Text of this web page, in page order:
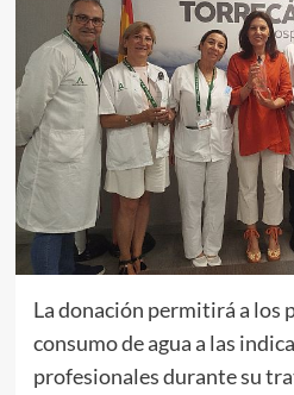
La donación permitirá a los
consumo de agua a las
profesionales durante su